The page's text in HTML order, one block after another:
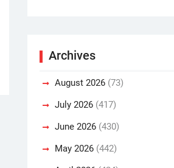
Archives
August 2026 (73)
July 2026 (417)
June 2026 (430)
May 2026 (442)